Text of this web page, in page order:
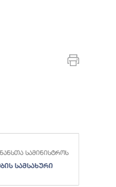
საქართველოს ფინანსთა
სახელმწიფო